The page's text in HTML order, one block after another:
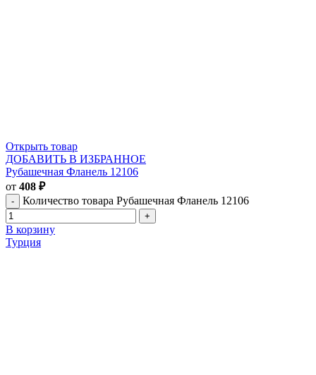
Открыть товар
ДОБАВИТЬ В ИЗБРАННОЕ
Рубашечная Фланель 12106
от 408 ₽
Количество товара Рубашечная Фланель 12106
В корзину
Турция